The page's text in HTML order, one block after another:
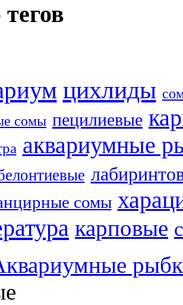
тегов
цихлиды
сомы пецилиевые
аквариумные
сомы
карповые